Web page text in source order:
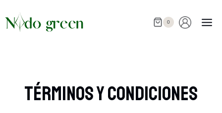
al
contenido
0
Términos Y Condiciones